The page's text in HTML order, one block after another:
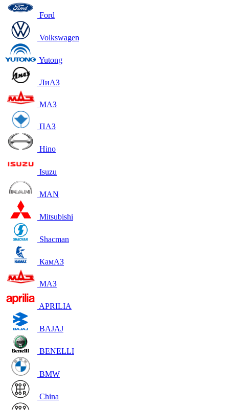
Ford
Volkswagen
Yutong
ЛиАЗ
МАЗ
ПАЗ
Hino
Isuzu
MAN
Mitsubishi
Shacman
КамАЗ
МАЗ
APRILIA
BAJAJ
BENELLI
BMW
China